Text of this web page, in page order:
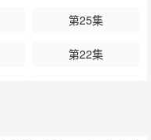
第25集
第22集